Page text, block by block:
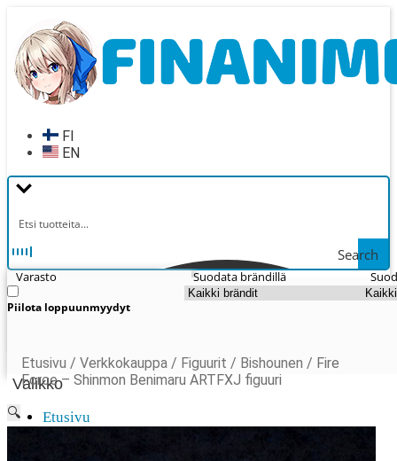
navigointiin
sisältöön
FI
EN
Search
Varasto
Piilota loppuunmyydyt
Suodata brändillä
Valikko
Etusivu
Etusivu / Verkkokauppa / Figuurit / Bishounen / Fire
Force – Shinmon Benimaru ARTFXJ figuuri
🔍